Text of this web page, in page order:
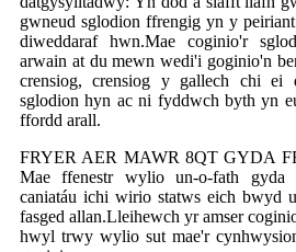
gwneud sglodion ffrengig yn y
diweddaraf hwn.Mae coginio'r
arwain at du mewn wedi'i goginio'n
crensiog, crensiog y gallech chi ei
sglodion hyn ac ni fyddwch byth yn
ffordd arall.
FRYER AER MAWR 8QT GYDA
Mae ffenestr wylio un-o-fath gyda
caniatáu ichi wirio statws eich bwyd
fasged allan.Lleihewch yr amser
hwyl trwy wylio sut mae'r